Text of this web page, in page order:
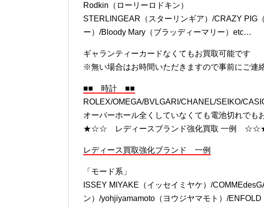
CHROME HEARTS（クロムハーツ）/goro`s（ゴ
ー）/ROYAL ORDER（ロイヤルオーダー）/
Rodkin（ローリーロドキン）
ー）/Bloody Mary（ブラッディーマリー）etc…
※無い場合はお時間いただきますので事前にご連
■■ 時計 ■■
ROLEX/OMEGA/BVLGARI/CHANEL/SEIKO/
★☆☆ レディースブランド強化買取 一例 ☆☆★
レディース買取強化ブランド 一例
「モード系」